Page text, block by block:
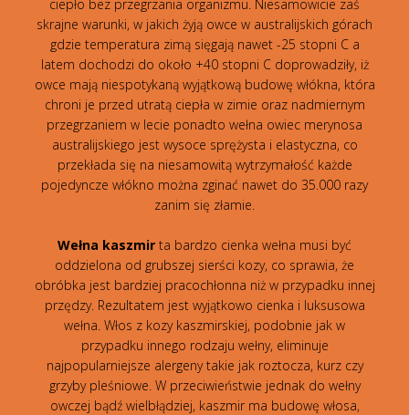
ciepło bez przegrzania organizmu. Niesamowicie zaś
skrajne warunki, w jakich żyją owce w australijskich górach
gdzie temperatura zimą sięgają nawet -25 stopni C a
latem dochodzi do około +40 stopni C doprowadziły, iż
owce mają niespotykaną wyjątkową budowę włókna, która
chroni je przed utratą ciepła w zimie oraz nadmiernym
przegrzaniem w lecie ponadto wełna owiec merynosa
australijskiego jest wysoce sprężysta i elastyczna, co
przekłada się na niesamowitą wytrzymałość każde
pojedyncze włókno można zginać nawet do 35.000 razy
zanim się złamie.
Wełna kaszmir ta bardzo cienka wełna musi być
oddzielona od grubszej sierści kozy, co sprawia, że
obróbka jest bardziej pracochłonna niż w przypadku innej
przędzy. Rezultatem jest wyjątkowo cienka i luksusowa
wełna. Włos z kozy kaszmirskiej, podobnie jak w
przypadku innego rodzaju wełny, eliminuje
najpopularniejsze alergeny takie jak roztocza, kurz czy
grzyby pleśniowe. W przeciwieństwie jednak do wełny
owczej bądź wielbłądziej, kaszmir ma budowę włosa,